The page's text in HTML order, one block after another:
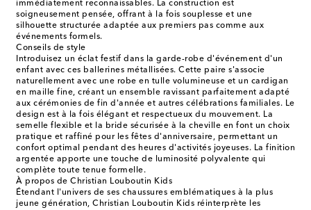
immédiatement reconnaissables. La construction est
soigneusement pensée, offrant à la fois souplesse et une
silhouette structurée adaptée aux premiers pas comme aux
événements formels.
Conseils de style
Introduisez un éclat festif dans la garde-robe d'événement d'un
enfant avec ces ballerines métallisées. Cette paire s'associe
naturellement avec une robe en tulle volumineuse et un cardigan
en maille fine, créant un ensemble ravissant parfaitement adapté
aux cérémonies de fin d'année et autres célébrations familiales. Le
design est à la fois élégant et respectueux du mouvement. La
semelle flexible et la bride sécurisée à la cheville en font un choix
pratique et raffiné pour les fêtes d'anniversaire, permettant un
confort optimal pendant des heures d'activités joyeuses. La finition
argentée apporte une touche de luminosité polyvalente qui
complète toute tenue formelle.
À propos de Christian Louboutin Kids
Étendant l'univers de ses chaussures emblématiques à la plus
jeune génération, Christian Louboutin Kids réinterprète les